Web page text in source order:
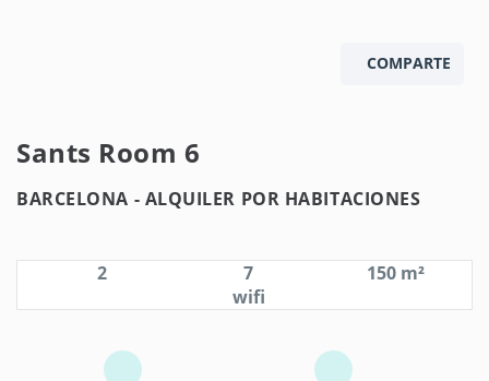
COMPARTE
Sants Room 6
BARCELONA - ALQUILER POR HABITACIONES
2 7
150 m²
wifi